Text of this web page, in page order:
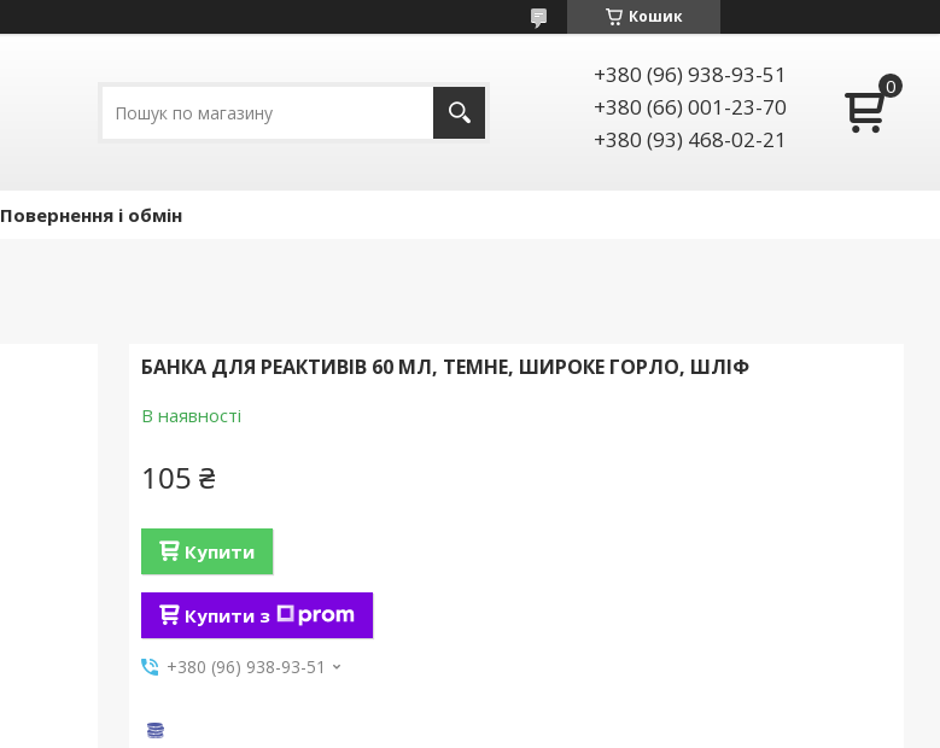
Кошик
+380 (96) 938-93-51
+380 (66) 001-23-70
+380 (93) 468-02-21
Повернення і обмін
БАНКА ДЛЯ РЕАКТИВІВ 60 МЛ, ТЕМНЕ, ШИРОКЕ ГОРЛО, ШЛІФ
В наявності
105 ₴
Купити
Купити з
+380 (96) 938-93-51